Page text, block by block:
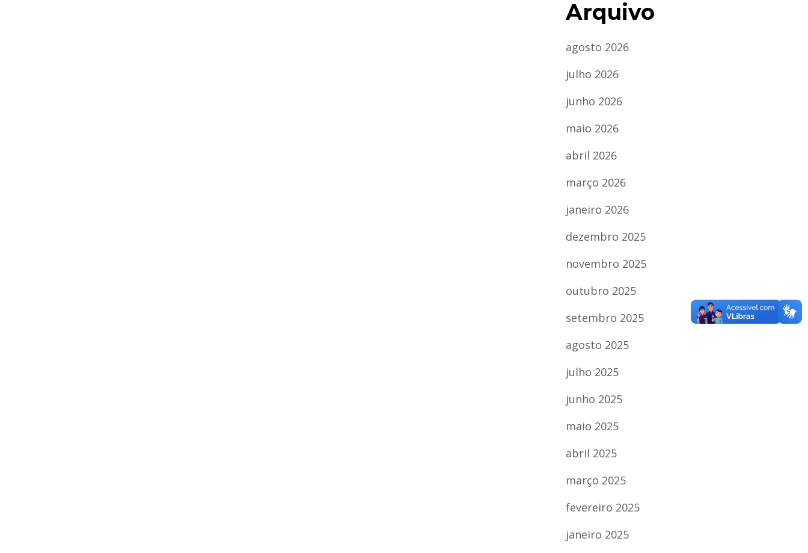
Arquivo
agosto 2026
julho 2026
junho 2026
maio 2026
abril 2026
março 2026
janeiro 2026
dezembro 2025
novembro 2025
outubro 2025
setembro 2025
agosto 2025
julho 2025
junho 2025
maio 2025
abril 2025
março 2025
fevereiro 2025
janeiro 2025